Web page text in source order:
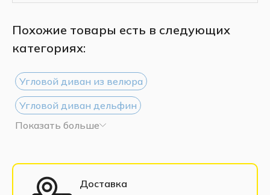
Похожие товары есть в следующих
категориях:
Угловой диван из велюра
Угловой диван дельфин
Угловой диван из рогожки
Большие угловые диваны
Показать больше
Доставка